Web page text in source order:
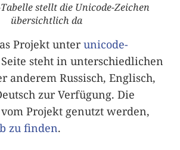
stellt die Unicode-Zeichen
übersichtlich da
Projekt unterunicode-
steht in unterschiedlichen
anderem Russisch, Englisch,
zur Verfügung. Die
Projekt genutzt werden,
zu finden.